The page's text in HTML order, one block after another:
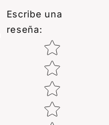
Escribe una
reseña:
Star rating